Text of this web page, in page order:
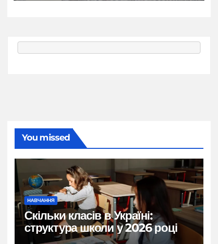
You missed
НАВЧАННЯ
Скільки класів в Україні:
структура школи у 2026 році